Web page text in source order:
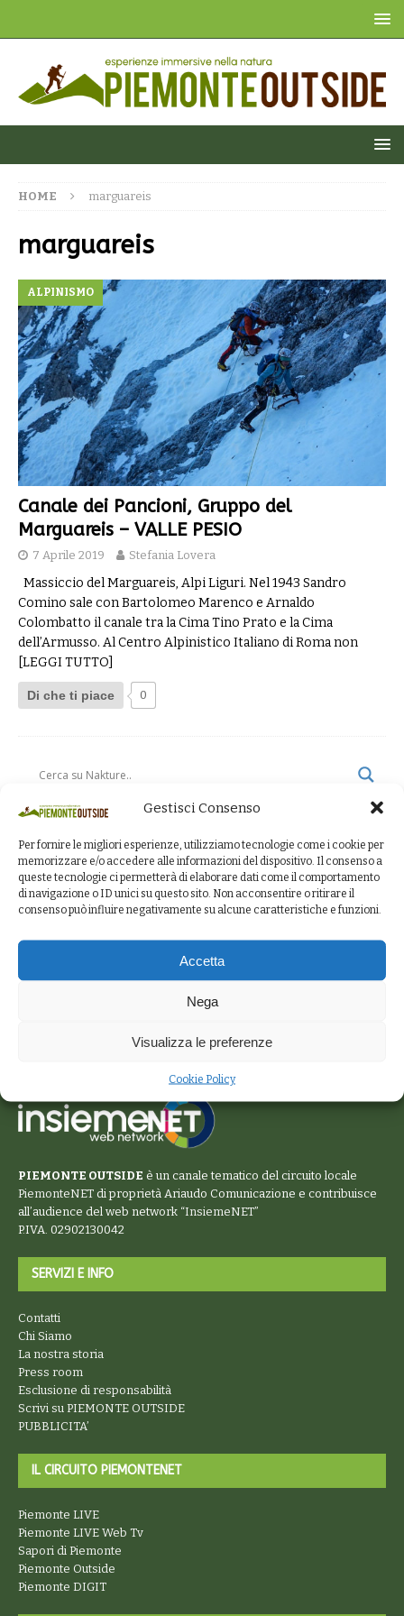
Gestisci Consenso
Per fornire le migliori esperienze, utilizziamo tecnologie come i cookie per
memorizzare e/o accedere alle informazioni del dispositivo. Il consenso a
queste tecnologie ci permetterà di elaborare dati come il comportamento
di navigazione o ID unici su questo sito. Non acconsentire o ritirare il
consenso può influire negativamente su alcune caratteristiche e funzioni.
Accetta
Nega
Visualizza le preferenze
Cookie Policy
HOME marguareis
marguareis
ALPINISMO
Canale dei Pancioni, Gruppo del
Marguareis – VALLE PESIO
7 Aprile 2019 Stefania Lovera
Massiccio del Marguareis, Alpi Liguri. Nel 1943 Sandro
Comino sale con Bartolomeo Marenco e Arnaldo
Colombatto il canale tra la Cima Tino Prato e la Cima
dell’Armusso. Al Centro Alpinistico Italiano di Roma non
[LEGGI TUTTO]
Di che ti piace 0
PIEMONTE OUTSIDE è un canale tematico del circuito locale
PiemonteNET di proprietà Ariaudo Comunicazione e contribuisce
all’audience del web network “InsiemeNET”
P.IVA. 02902130042
SERVIZI E INFO
Contatti
Chi Siamo
La nostra storia
Press room
Esclusione di responsabilità
Scrivi su PIEMONTE OUTSIDE
PUBBLICITA’
IL CIRCUITO PIEMONTENET
Piemonte LIVE
Piemonte LIVE Web Tv
Sapori di Piemonte
Piemonte Outside
Piemonte DIGIT